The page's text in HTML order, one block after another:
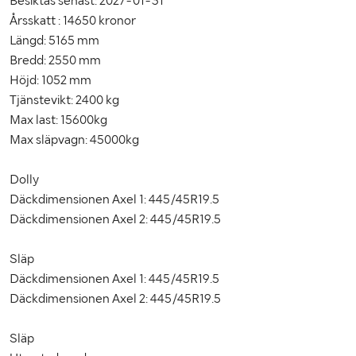
Vägavgift betald tom
Fordonskategori EU
MÅTT OCH VIKT:
Tjänstevikt (kg)
Totalvikt (kg)
Max lastvikt (kg)
Max släpvagnsvikt (kg)
Max sammanlagd bruttovikt (kg)
Längd (mm)
Årsskatt : 14650 kronor
Längd: 5165 mm
Bredd: 2550 mm
Höjd: 1052 mm
Tjänstevikt: 2400 kg
Max last: 15600kg
Max släpvagn: 45000kg
Dolly
Däckdimensionen Axel 1: 445/45R19.5
Däckdimensionen Axel 2: 445/45R19.5
Släp
Däckdimensionen Axel 1: 445/45R19.5
Däckdimensionen Axel 2: 445/45R19.5
Släp